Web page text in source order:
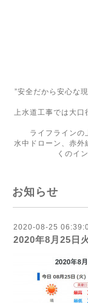
”安全だから安心な
上水道工事では大口
ライフラインの
水中ドローン、赤外
くのイ
お知らせ
2020-08-25
2020年8月25日